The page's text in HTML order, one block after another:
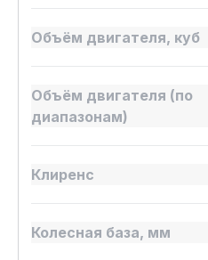
Объём двигателя, куб
Объём двигателя (по
диапазонам)
Клиренс
Колесная база, мм